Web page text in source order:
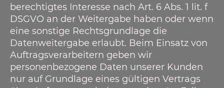
berechtigtes Interesse nach Art. 6 Abs. 1 lit. f
DSGVO an der Weitergabe haben oder wenn
eine sonstige Rechtsgrundlage die
Datenweitergabe erlaubt. Beim Einsatz von
Auftragsverarbeitern geben wir
personenbezogene Daten unserer Kunden
nur auf Grundlage eines gültigen Vertrags